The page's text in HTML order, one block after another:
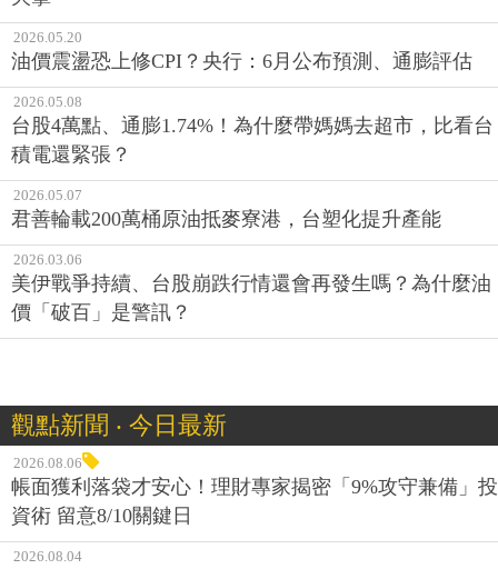
2026.05.20
油價震盪恐上修CPI？央行：6月公布預測、通膨評估
2026.05.08
台股4萬點、通膨1.74%！為什麼帶媽媽去超市，比看台
積電還緊張？
2026.05.07
君善輪載200萬桶原油抵麥寮港，台塑化提升產能
2026.03.06
美伊戰爭持續、台股崩跌行情還會再發生嗎？為什麼油
價「破百」是警訊？
2026.08.06
帳面獲利落袋才安心！理財專家揭密「9%攻守兼備」投
資術 留意8/10關鍵日
2026.08.04
基金規模2年增近70%！第一金投信董事長尤昭文：投信